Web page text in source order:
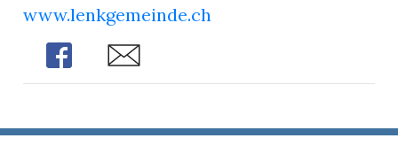
www.lenkgemeinde.ch
Share
Share